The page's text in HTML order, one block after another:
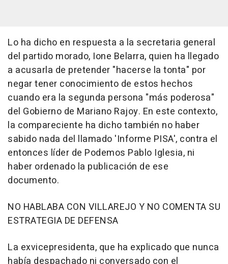
Lo ha dicho en respuesta a la secretaria general
del partido morado, Ione Belarra, quien ha llegado
a acusarla de pretender "hacerse la tonta" por
negar tener conocimiento de estos hechos
cuando era la segunda persona "más poderosa"
del Gobierno de Mariano Rajoy. En este contexto,
la compareciente ha dicho también no haber
sabido nada del llamado 'Informe PISA', contra el
entonces líder de Podemos Pablo Iglesia, ni
haber ordenado la publicación de ese
documento.
NO HABLABA CON VILLAREJO Y NO COMENTA SU
ESTRATEGIA DE DEFENSA
La exvicepresidenta, que ha explicado que nunca
había despachado ni conversado con el